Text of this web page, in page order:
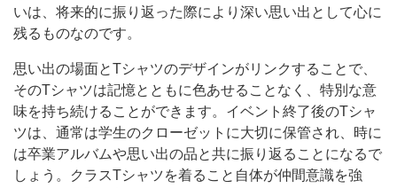
いは、将来的に振り返った際により深い思い出として心に
残るものなのです。
思い出の場面とTシャツのデザインがリンクすることで、
そのTシャツは記憶とともに色あせることなく、特別な意
味を持ち続けることができます。イベント終了後のTシャ
ツは、通常は学生のクローゼットに大切に保管され、時に
は卒業アルバムや思い出の品と共に振り返ることになるで
しょう。クラスTシャツを着ること自体が仲間意識を強